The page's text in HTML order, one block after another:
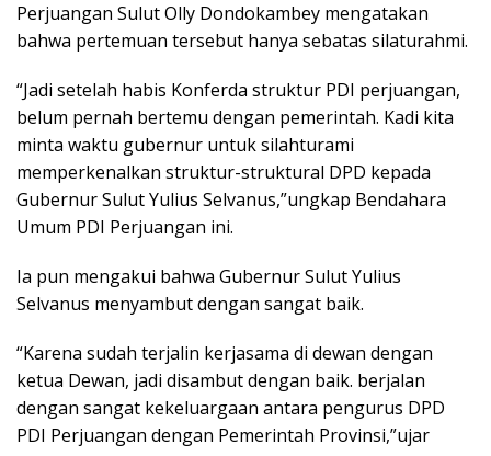
Perjuangan Sulut Olly Dondokambey mengatakan
bahwa pertemuan tersebut hanya sebatas silaturahmi.
“Jadi setelah habis Konferda struktur PDI perjuangan,
belum pernah bertemu dengan pemerintah. Kadi kita
minta waktu gubernur untuk silahturami
memperkenalkan struktur-struktural DPD kepada
Gubernur Sulut Yulius Selvanus,”ungkap Bendahara
Umum PDI Perjuangan ini.
Ia pun mengakui bahwa Gubernur Sulut Yulius
Selvanus menyambut dengan sangat baik.
“Karena sudah terjalin kerjasama di dewan dengan
ketua Dewan, jadi disambut dengan baik. berjalan
dengan sangat kekeluargaan antara pengurus DPD
PDI Perjuangan dengan Pemerintah Provinsi,”ujar